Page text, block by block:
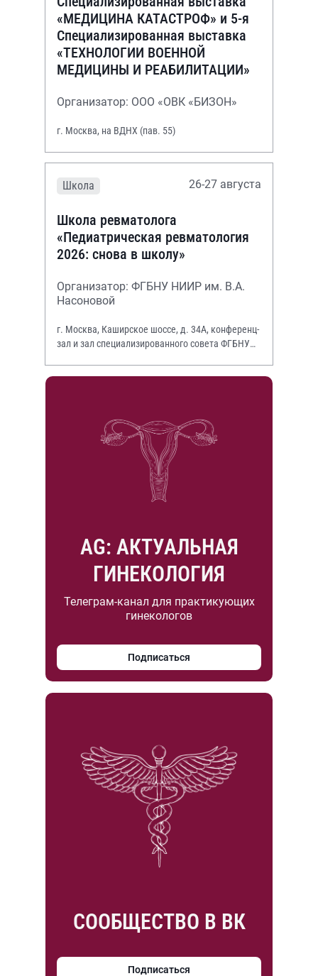
«МЕДИЦИНА КАТАСТРОФ» и 5-я
Специализированная выставка
«ТЕХНОЛОГИИ ВОЕННОЙ
МЕДИЦИНЫ И РЕАБИЛИТАЦИИ»
Организатор: ООО «ОВК «БИЗОН»
г. Москва, на ВДНХ (пав. 55)
Школа 26-27 августа
Школа ревматолога
«Педиатрическая ревматология
2026: снова в школу»
Организатор: ФГБНУ НИИР им. В.А.
Насоновой
г. Москва, Каширское шоссе, д. 34А, конференц-
зал и зал специализированного совета ФГБНУ
AG: АКТУАЛЬНАЯ
ГИНЕКОЛОГИЯ
Телеграм-канал для практикующих
гинекологов
Подписаться
СООБЩЕСТВО В ВК
Подписаться